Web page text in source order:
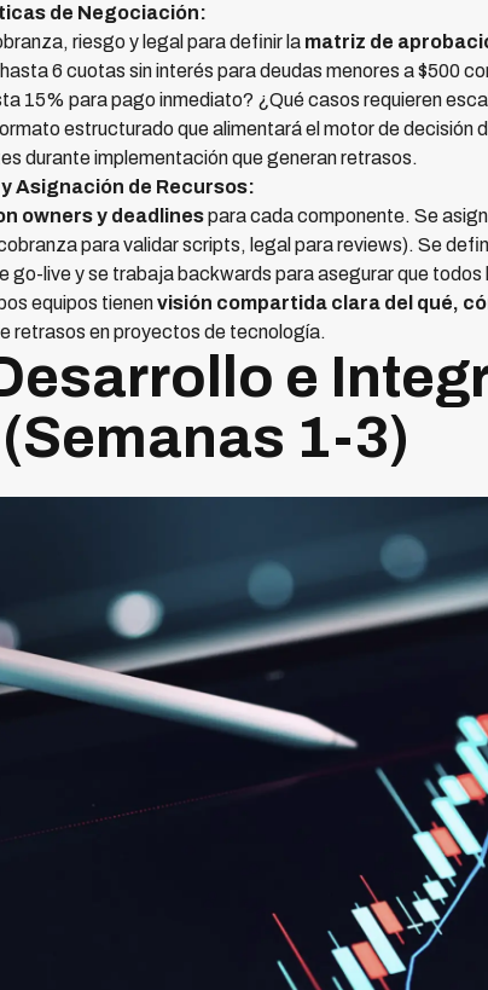
de Negociación:
riesgo y legal para definir la matriz de
6 cuotas sin interés para deudas menores a $500
15% para pago inmediato? ¿Qué casos requieren
estructurado que alimentará el motor de decisión
durante implementación que generan retrasos.
Asignación de Recursos:
owners y deadlinespara cada componente. Se
para validar scripts, legal para reviews). Se
live y se trabaja backwards para asegurar que todos
equipos tienenvisión compartida clara del qué,
retrasos en proyectos de tecnología.
e
1-3)